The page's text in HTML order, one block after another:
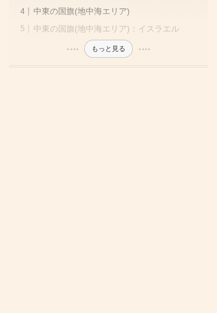
中東の国旗(地中海エリア)
中東の国旗(地中海エリア)：イスラエル
もっと見る